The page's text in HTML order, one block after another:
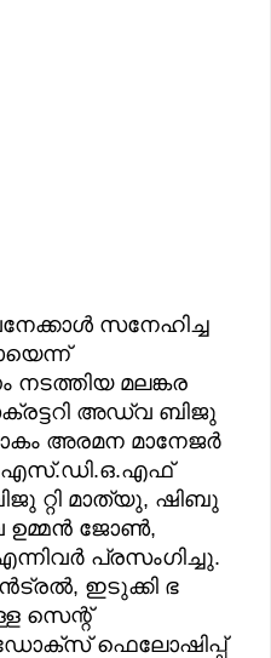
സനേഹിച്ച
മലങ്കര
അഡ്വ ബിജു
അരമന മാനേജർ
എസ്.ഡി.ഒ.എഫ്
റ്റി മാത്യു, ഷിബു
ജോൺ,
പ്രസം​ഗിച്ചു.
ഇടുക്കി ഭ​
സെന്റ്
ഫെലോഷിപ്പ്